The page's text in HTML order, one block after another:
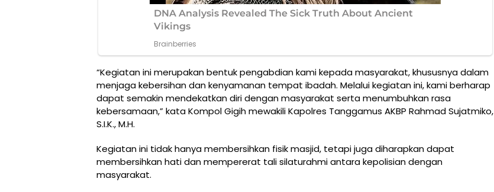
“Kegiatan ini merupakan bentuk pengabdian kami kepada masyarakat, khususnya dalam
menjaga kebersihan dan kenyamanan tempat ibadah. Melalui kegiatan ini, kami berharap
dapat semakin mendekatkan diri dengan masyarakat serta menumbuhkan rasa
kebersamaan,” kata Kompol Gigih mewakili Kapolres Tanggamus AKBP Rahmad Sujatmiko,
S.I.K., M.H.
Kegiatan ini tidak hanya membersihkan fisik masjid, tetapi juga diharapkan dapat
membersihkan hati dan mempererat tali silaturahmi antara kepolisian dengan
masyarakat.